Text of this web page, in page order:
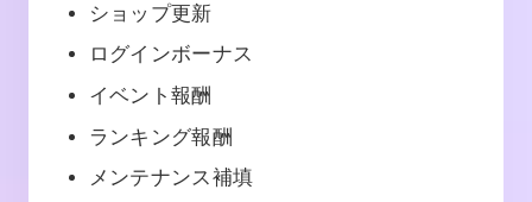
ショップ更新
ログインボーナス
イベント報酬
ランキング報酬
メンテナンス補填